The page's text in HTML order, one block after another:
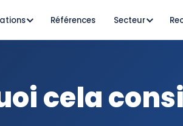
Références Secteur
cela